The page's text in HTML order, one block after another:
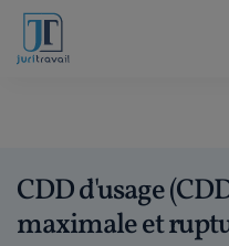
CDD d'usage
maximale et